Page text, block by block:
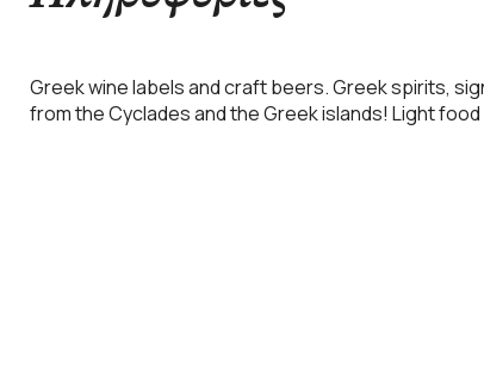
Greek wine labels and craft beers. Greek spirits,
from the Cyclades and the Greek islands! Light